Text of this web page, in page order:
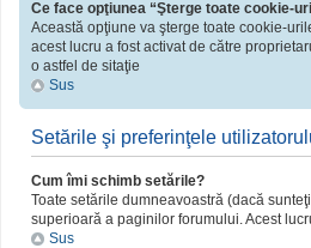
Ce face opţiunea “Şterge toate cookie-
Această opţiune va şterge toate cookie-
acest lucru a fost activat de către
o astfel de sitaţie
Sus
Setările şi preferinţele
Cum îmi schimb setările?
Toate setările dumneavoastră (dacă
superioară a paginilor forumului. Acest
Sus